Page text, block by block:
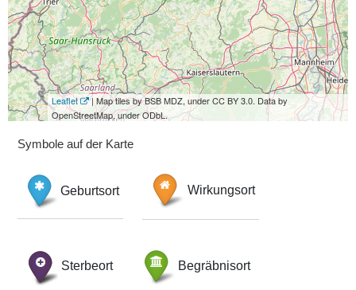
Leaflet
| Map tiles by BSB MDZ, under CC BY 3.0. Data by
OpenStreetMap, under ODbL.
Symbole auf der Karte
Geburtsort Wirkungsort
Sterbeort Begräbnisort